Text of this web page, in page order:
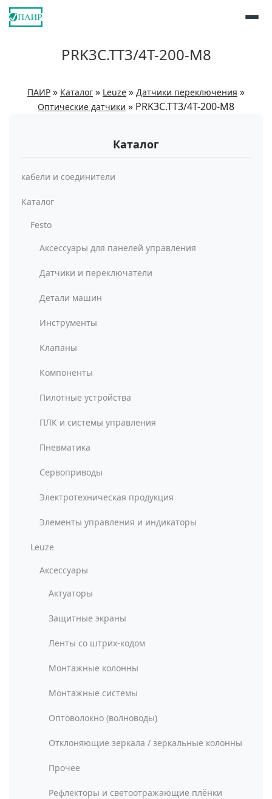
PRK3C.TT3/4T-200-M8
ПАИР » Каталог » Leuze » Датчики переключения »
Оптические датчики » PRK3C.TT3/4T-200-M8
Каталог
кабели и соединители
Каталог
Festo
Аксессуары для панелей управления
Датчики и переключатели
Детали машин
Инструменты
Клапаны
Компоненты
Пилотные устройства
ПЛК и системы управления
Пневматика
Сервоприводы
Электротехническая продукция
Элементы управления и индикаторы
Leuze
Аксессуары
Актуаторы
Защитные экраны
Ленты со штрих-кодом
Монтажные колонны
Монтажные системы
Оптоволокно (волноводы)
Отклоняющие зеркала / зеркальные колонны
Прочее
Рефлекторы и светоотражающие плёнки